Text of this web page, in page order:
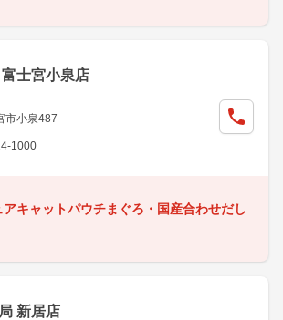
士宮小泉店
市小泉487
1000
アキャットパウチまぐろ・国産合わせだし
新居店